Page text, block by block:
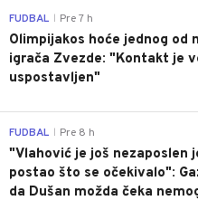
FUDBAL Pre 7 h
Olimpijakos hoće jednog od
igrača Zvezde: "Kontakt je
uspostavljen"
FUDBAL Pre 8 h
"Vlahović je još nezaposlen
postao što se očekivalo":
da Dušan možda čeka